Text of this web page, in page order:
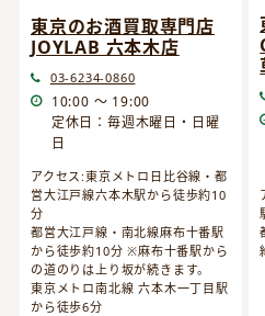
東京のお酒買取専門店
JOYLAB 六本木店
03-6234-0860
10:00 ～ 19:00
定休日：毎週木曜日・日曜
日
アクセス:東京メトロ日比谷線・都
営大江戸線六本木駅から徒歩約10
分
都営大江戸線・南北線麻布十番駅
から徒歩約10分 ※麻布十番駅から
の道のりは上り坂が続きます。
東京メトロ南北線 六本木一丁目駅
から徒歩6分